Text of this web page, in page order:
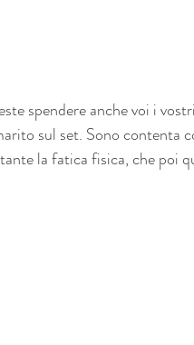
spendere anche voi i
sul set. Sono contenta
la fatica fisica, che poi